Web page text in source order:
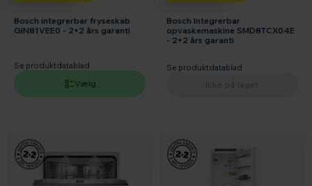
Bosch integrerbar fryseskab
GIN81VEE0 - 2+2 års garanti
Se produktdatablad
Vælg
Bosch Integrerbar
opvaskemaskine SMD8TCX04E
- 2+2 års garanti
Se produktdatablad